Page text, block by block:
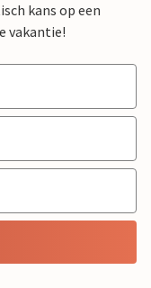
kans op een
vakantie!